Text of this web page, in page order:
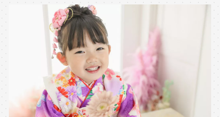
各店舗までお問い合わせください
toiawase@precieux-studio.com
※上記アドレスは総合窓口となります
[営業時間] 9:00～17:00
[定休日] 土日祝日
マイページへログインする